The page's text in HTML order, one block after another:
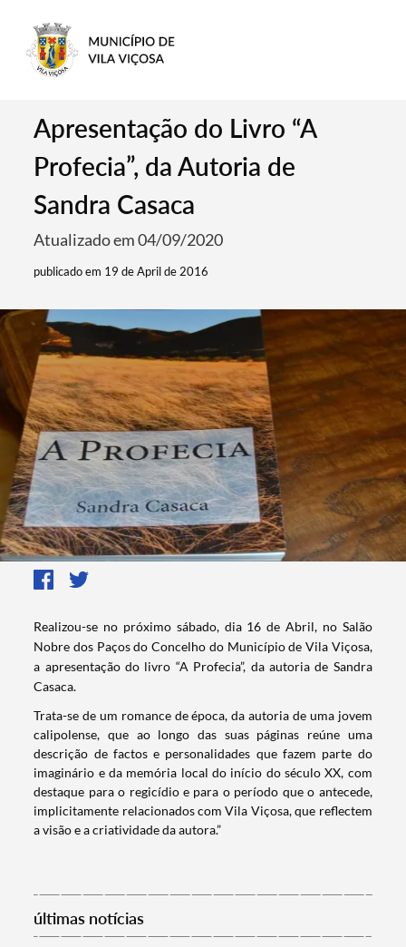
Termo de Pesquisa
Apresentação do Livro “A
Profecia”, da Autoria de
Sandra Casaca
Atualizado em 04/09/2020
publicado em 19 de April de 2016
​​​​​​Realizou-se no próximo sábado, dia 16 de Abril, no Salão
Nobre dos Paços do Concelho do Município de Vila Viçosa,
a apresentação do livro “A Profecia”, da autoria de Sandra
Casaca.
Trata-se de um romance de época, da autoria de uma jovem
calipolense, que ao longo das suas páginas reúne uma
descrição de factos e personalidades que fazem parte do
imaginário e da memória local do início do século XX, com
destaque para o regicídio e para o período que o antecede,
implicitamente relacionados com Vila Viçosa, que reflectem
a visão e a criatividade da autora.”
últimas notícias